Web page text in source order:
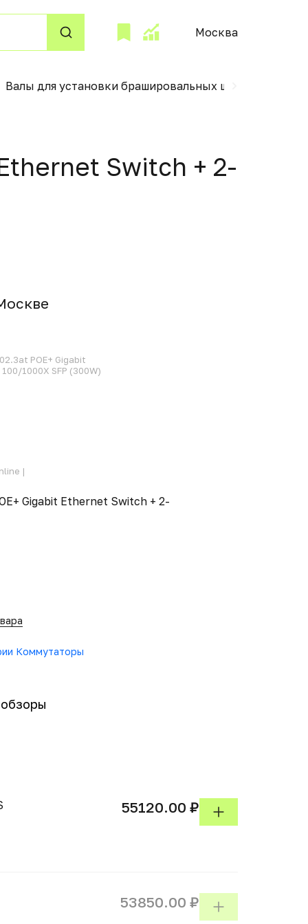
Москва
Валы для установки брашировальных щеток
Switch + 2-
POE+ Gigabit
1000X SFP (300W)
|
Gigabit Ethernet Switch + 2-
Коммутаторы
55120.00 ₽
53850.00 ₽